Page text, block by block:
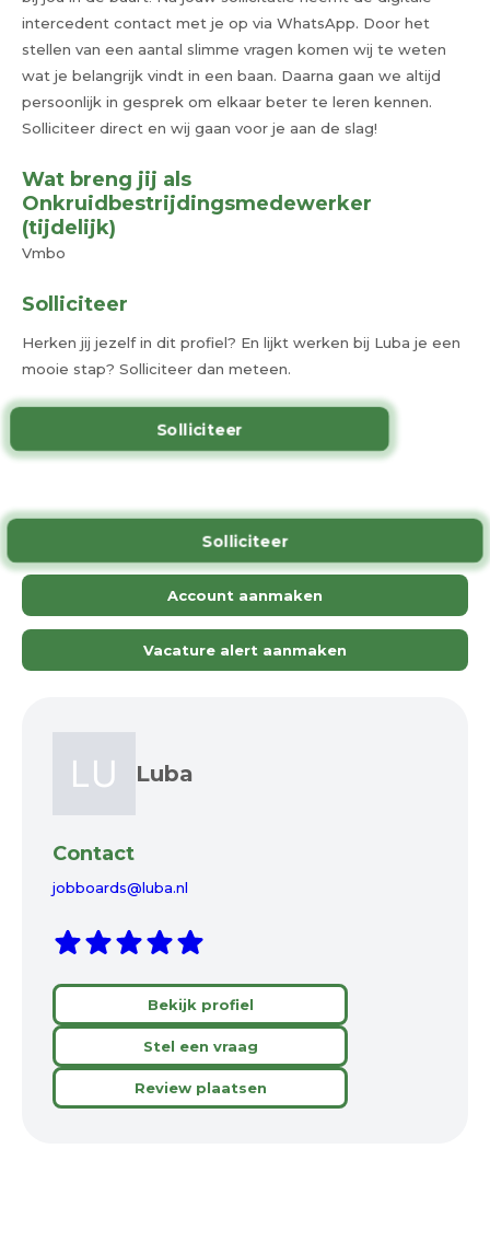
intercedent contact met je op via WhatsApp. Door het
stellen van een aantal slimme vragen komen wij te weten
wat je belangrijk vindt in een baan. Daarna gaan we altijd
persoonlijk in gesprek om elkaar beter te leren kennen.
Solliciteer direct en wij gaan voor je aan de slag!
Wat breng jij als
Onkruidbestrijdingsmedewerker
(tijdelijk)
Vmbo
Solliciteer
Herken jij jezelf in dit profiel? En lijkt werken bij Luba je een
mooie stap? Solliciteer dan meteen.
Solliciteer
Solliciteer
Account aanmaken
Vacature alert aanmaken
Luba
Contact
jobboards@luba.nl
Bekijk profiel
Stel een vraag
Review plaatsen